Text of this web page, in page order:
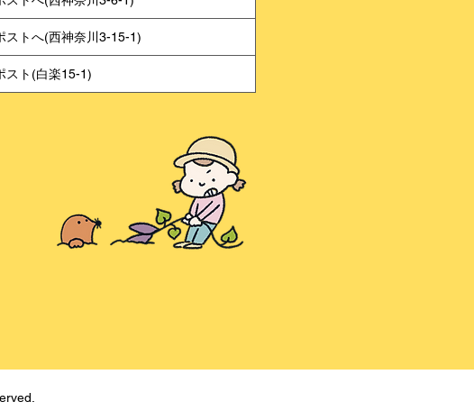
トへ(西神奈川3-15-1)
ト(白楽15-1)